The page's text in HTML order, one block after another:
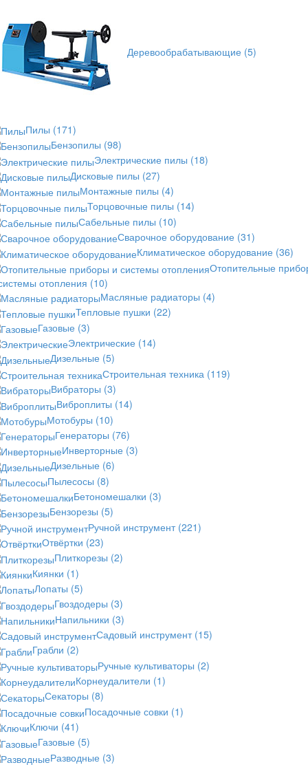
Деревообрабатывающие (5)
Пилы (171)
Бензопилы (98)
Электрические пилы (18)
Дисковые пилы (27)
Монтажные пилы (4)
Торцовочные пилы (14)
Сабельные пилы (10)
Сварочное оборудование (31)
Климатическое оборудование (36)
Отопительные
отопления (10)
Масляные радиаторы (4)
Тепловые пушки (22)
Газовые (3)
Электрические (14)
Дизельные (5)
Строительная техника (119)
Вибраторы (3)
Виброплиты (14)
Мотобуры (10)
Генераторы (76)
Инверторные (3)
Дизельные (6)
Пылесосы (8)
Бетономешалки (3)
Бензорезы (5)
Ручной инструмент (221)
Отвёртки (23)
Плиткорезы (2)
Киянки (1)
Лопаты (5)
Гвоздодеры (3)
Напильники (3)
Садовый инструмент (15)
Грабли (2)
Ручные культиваторы (2)
Корнеудалители (1)
Секаторы (8)
Посадочные совки (1)
Ключи (41)
Газовые (5)
Разводные (3)